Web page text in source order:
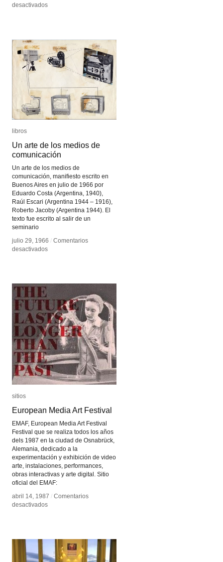
desactivadosen
desactivadosen
libros
Un arte de los medios de
comunicación
Un arte de los medios de
comunicación, manifiesto escrito en
Buenos Aires en julio de 1966 por
Eduardo Costa (Argentina, 1940),
Raúl Escari (Argentina 1944 – 1916),
Roberto Jacoby (Argentina 1944). El
texto fue escrito al salir de un
seminario
julio 29, 1966 / Comentarios
desactivadosen
los
medios
de
comunicación
libros
Un arte de los medios de
comunicación
julio 29, 1966 / Comentarios
desactivadosen
los
medios
de
comunicación
sitios
European Media Art Festival
EMAF, European Media Art Festival
Festival que se realiza todos los años
dels 1987 en la ciudad de Osnabrück,
Alemania, dedicado a la
experimentación y exhibición de video
arte, instalaciones, performances,
obras interactivas y arte digital. Sitio
oficial del EMAF:
abril 14, 1987 / Comentarios
desactivadosen
Festival
sitios
European Media Art Festival
abril 14, 1987 / Comentarios
desactivadosen
Festival